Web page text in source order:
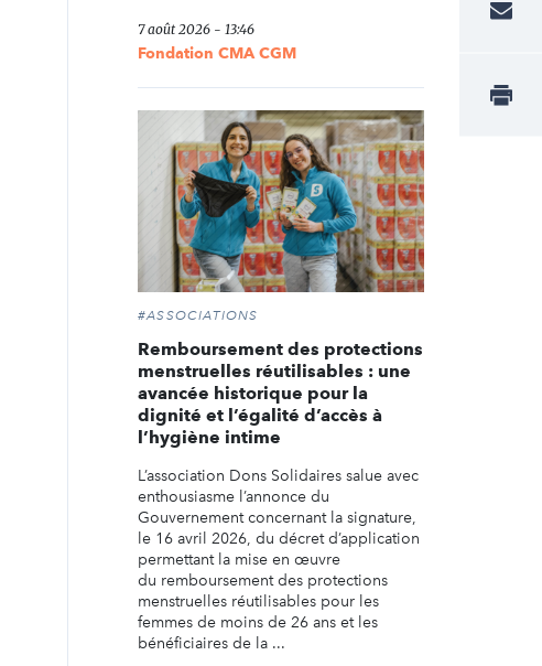
7 août 2026 - 13:46
Fondation CMA CGM
#ASSOCIATIONS
Remboursement des protections
menstruelles réutilisables : une
avancée historique pour la
dignité et l’égalité d’accès à
l’hygiène intime
L’association Dons Solidaires salue avec
enthousiasme l’annonce du
Gouvernement concernant la signature,
le 16 avril 2026, du décret d’application
permettant la mise en œuvre
du remboursement des protections
menstruelles réutilisables pour les
femmes de moins de 26 ans et les
bénéficiaires de la ...